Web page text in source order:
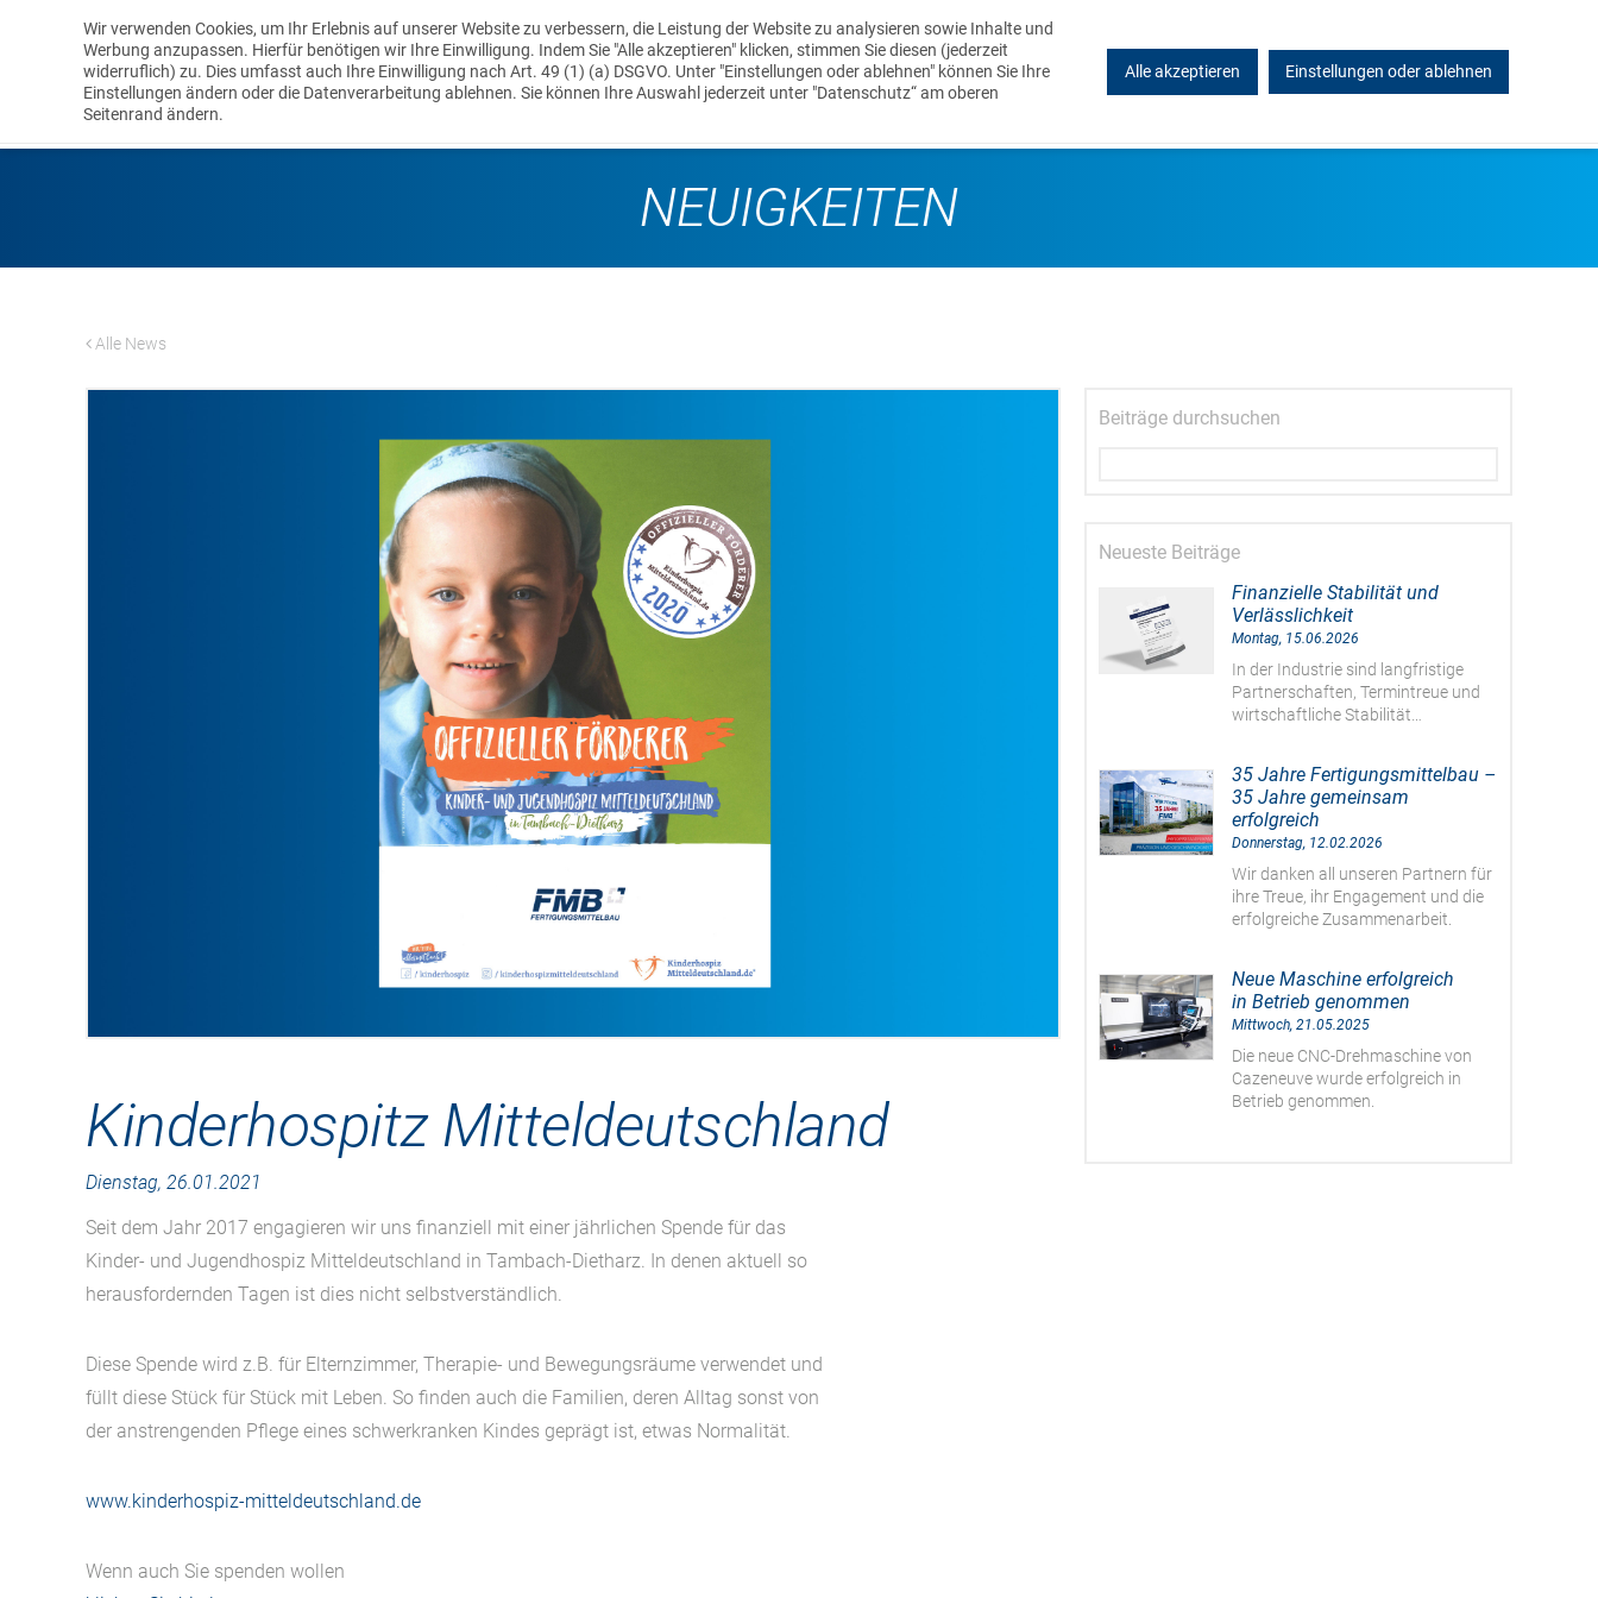
LEISTUNGEN UNTERNEHMEN MASCHINENPARK REFERENZEN KONTAKT
NEUIGKEITEN
Alle News
Kinderhospitz Mitteldeutschland
Dienstag, 26.01.2021
Seit dem Jahr 2017 engagieren wir uns finanziell mit einer jährlichen Spende für das
Kinder- und Jugendhospiz Mitteldeutschland in Tambach-Dietharz. In denen aktuell so
herausfordernden Tagen ist dies nicht selbstverständlich.
Diese Spende wird z.B. für Elternzimmer, Therapie- und Bewegungsräume verwendet und
füllt diese Stück für Stück mit Leben. So finden auch die Familien, deren Alltag sonst von
der anstrengenden Pflege eines schwerkranken Kindes geprägt ist, etwas Normalität.
www.kinderhospiz-mitteldeutschland.de
Wenn auch Sie spenden wollen
Beiträge durchsuchen
Neueste Beiträge
Finanzielle Stabilität und
Verlässlichkeit
Montag, 15.06.2026
In der Industrie sind langfristige
Partnerschaften, Termintreue und
wirtschaftliche Stabilität…
35 Jahre Fertigungsmittelbau –
35 Jahre gemeinsam
erfolgreich
Donnerstag, 12.02.2026
Wir danken all unseren Partnern für
ihre Treue, ihr Engagement und die
erfolgreiche Zusammenarbeit.
Neue Maschine erfolgreich
in Betrieb genommen
Mittwoch, 21.05.2025
Die neue CNC-Drehmaschine von
Cazeneuve wurde erfolgreich in
Betrieb genommen.
Wir verwenden Cookies, um Ihr Erlebnis auf unserer Website zu verbessern, die Leistung der Website zu analysieren sowie Inhalte und
Werbung anzupassen. Hierfür benötigen wir Ihre Einwilligung. Indem Sie "Alle akzeptieren" klicken, stimmen Sie diesen (jederzeit
widerruflich) zu. Dies umfasst auch Ihre Einwilligung nach Art. 49 (1) (a) DSGVO. Unter "Einstellungen oder ablehnen" können Sie Ihre
Einstellungen ändern oder die Datenverarbeitung ablehnen. Sie können Ihre Auswahl jederzeit unter "Datenschutz“ am oberen
Seitenrand ändern.
Alle akzeptieren Einstellungen oder ablehnen